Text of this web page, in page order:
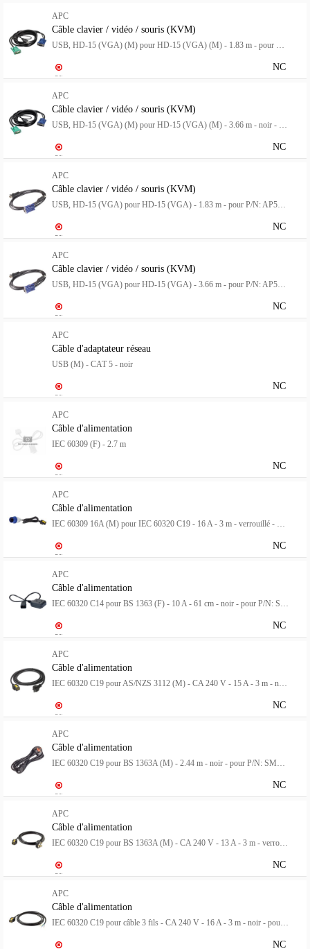
APC
Câble clavier / vidéo / souris (KVM)
NC
APC
Câble clavier / vidéo / souris (KVM)
NC
APC
Câble clavier / vidéo / souris (KVM)
NC
APC
Câble clavier / vidéo / souris (KVM)
NC
APC
Câble d'adaptateur réseau
USB (M) - CAT 5 - noir
NC
APC
Câble d'alimentation
IEC 60309 (F) - 2.7 m
NC
APC
Câble d'alimentation
NC
APC
Câble d'alimentation
NC
APC
Câble d'alimentation
NC
APC
Câble d'alimentation
NC
APC
Câble d'alimentation
NC
APC
Câble d'alimentation
NC